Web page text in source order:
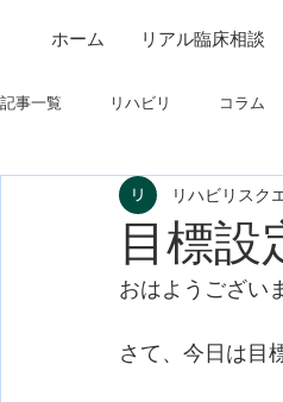
ホーム リアル臨床相談
記事一覧 リハビリ コラム
制度関連 学会・
フィジカルアセスメント 仕
目標設
リハビリスク
おはようござい
さて、今日は目